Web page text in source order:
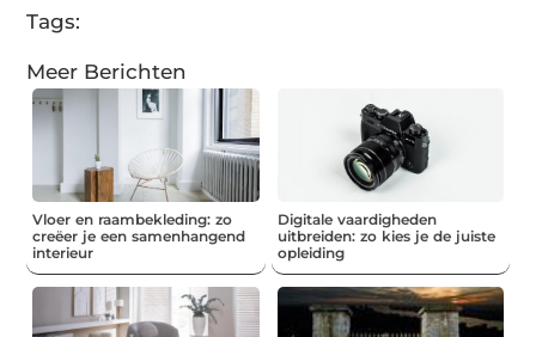
Tags:
Meer Berichten
Vloer en raambekleding: zo
creëer je een samenhangend
interieur
Digitale vaardigheden
uitbreiden: zo kies je de juiste
opleiding